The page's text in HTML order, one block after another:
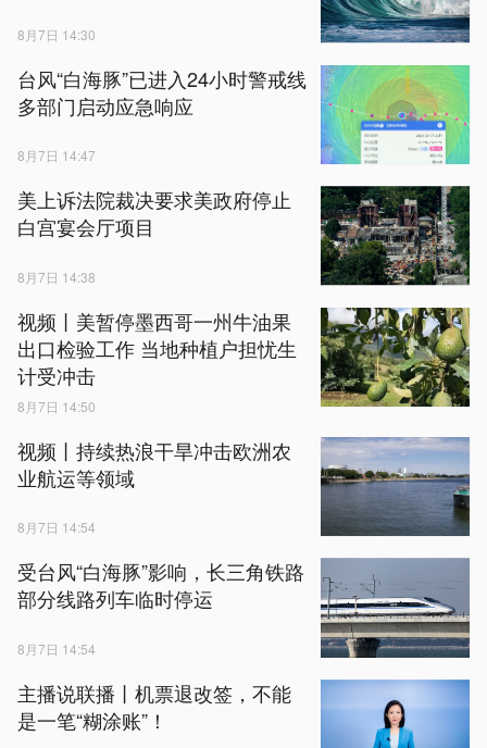
8月7日 14:30
台风“白海豚”已进入24小时警戒线
多部门启动应急响应
8月7日 14:47
美上诉法院裁决要求美政府停止
白宫宴会厅项目
8月7日 14:38
视频丨美暂停墨西哥一州牛油果
出口检验工作 当地种植户担忧生
计受冲击
8月7日 14:50
视频丨持续热浪干旱冲击欧洲农
业航运等领域
8月7日 14:54
受台风“白海豚”影响，长三角铁路
部分线路列车临时停运
8月7日 14:54
主播说联播丨机票退改签，不能
是一笔“糊涂账”！